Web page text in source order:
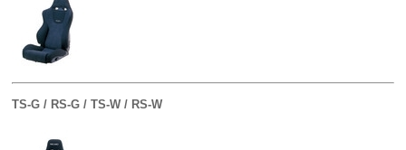
TS-G / RS-G / TS-W / RS-W